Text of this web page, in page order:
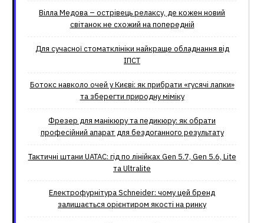
Вілла Медова – острівець релаксу, де кожен новий
світанок не схожий на попередній
Для сучасної стоматклініки найкраще обладнання від
ІПСТ
Ботокс навколо очей у Києві: як прибрати «гусячі лапки»
та зберегти природну міміку
Фрезер для манікюру та педикюру: як обрати
професійний апарат для бездоганного результату
Тактичні штани UATAC: гід по лінійках Gen 5.7, Gen 5.6, Lite
та Ultralite
Електрофурнітура Schneider: чому цей бренд
залишається орієнтиром якості на ринку